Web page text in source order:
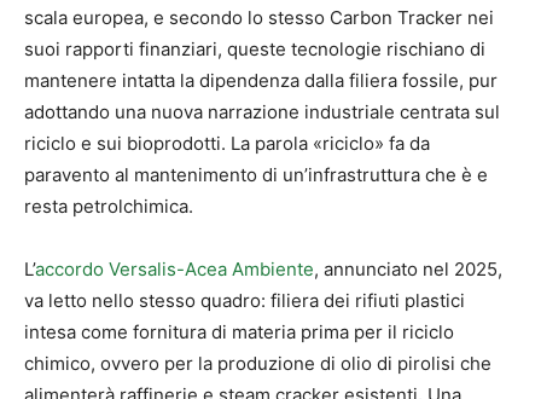
scala europea, e secondo lo stesso Carbon Tracker nei
suoi rapporti finanziari, queste tecnologie rischiano di
mantenere intatta la dipendenza dalla filiera fossile, pur
adottando una nuova narrazione industriale centrata sul
riciclo e sui bioprodotti. La parola «riciclo» fa da
paravento al mantenimento di un’infrastruttura che è e
resta petrolchimica.
L’accordo Versalis-Acea Ambiente, annunciato nel 2025,
va letto nello stesso quadro: filiera dei rifiuti plastici
intesa come fornitura di materia prima per il riciclo
chimico, ovvero per la produzione di olio di pirolisi che